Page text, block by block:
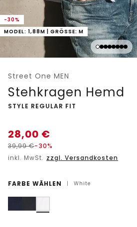
-30%
MODEL: 1,88M | GRÖSSE: M
Street One MEN
Stehkragen Hemd
-
STYLE REGULAR FIT
28,00 €
39,99€-30%
inkl. MwSt. zzgl. Versandkosten
FARBE WÄHLEN | White